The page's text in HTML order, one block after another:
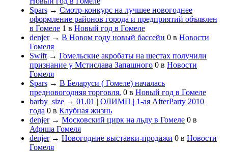
Spars → Смотр-конкурс на лучшее новогоднее
оформление районов города и предприятий объявлен
в Гомеле 1 в Новый год в Гомеле
denjer→ В Новом году новый бассейн 0 в Новости
Гомеля
Swift → Гомельские акробаты на шестах получили
признание у Мстислава Запашного 0 в Новости
Гомеля
Spars → В Беларуси ( Гомеле) началась
предновогодняя торговля. 0 в Новый год в Гомеле
barby_size → 01.01 | ОЛИМП | 1-ая AfterParty 2010
года 0 в Клубная жизнь
denjer→ Московский цирк на льду в Гомеле 0 в
Афиша Гомеля
denjer→ Новогодние выставки-продажи 0 в Новости
Гомеля